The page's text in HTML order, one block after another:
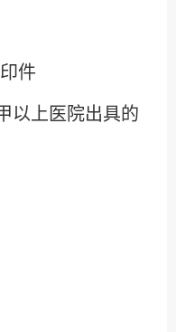
件
以上医院出具的